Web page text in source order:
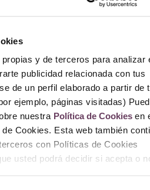
y de terceros para analizar
publicidad relacionada con tus
de un perfil elaborado a partir de
ejemplo, páginas visitadas)
nuestra Política de Cookiesen
Cookies. Esta web también
con Políticas de Cookies
usted podrá decidir si acepta o